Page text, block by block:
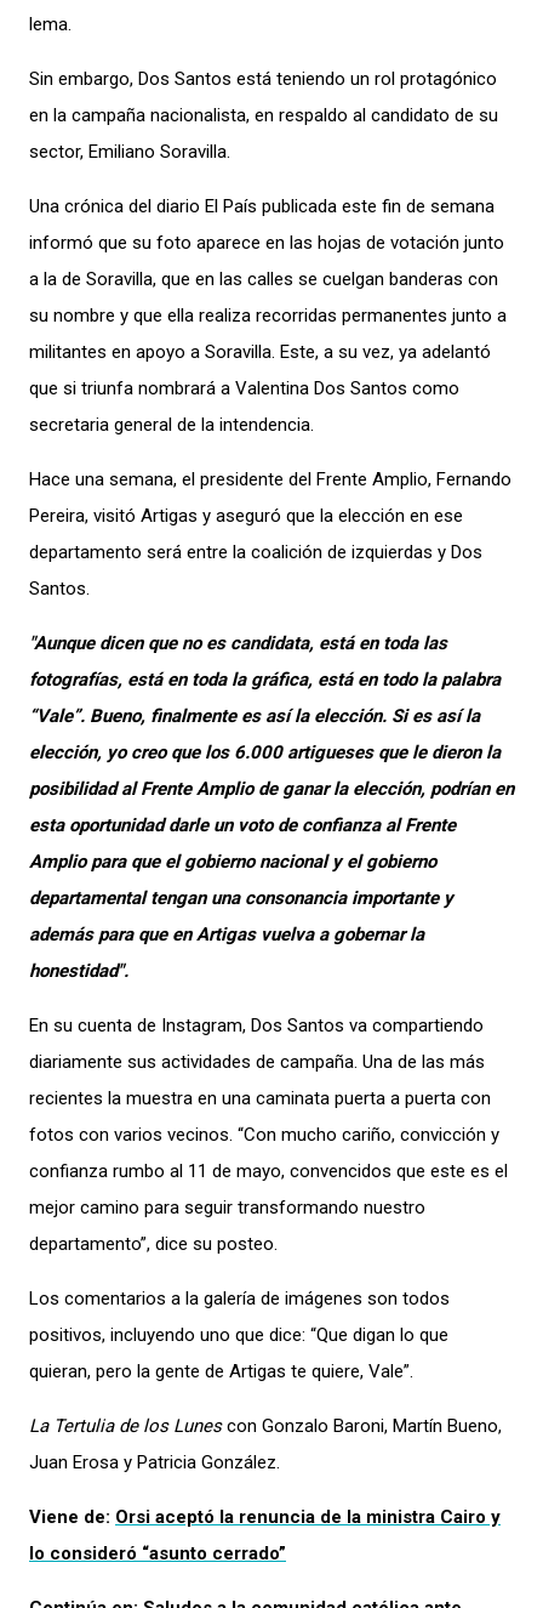
lema.
Sin embargo, Dos Santos está teniendo un rol protagónico
en la campaña nacionalista, en respaldo al candidato de su
sector, Emiliano Soravilla.
Una crónica del diario El País publicada este fin de semana
informó que su foto aparece en las hojas de votación junto
a la de Soravilla, que en las calles se cuelgan banderas con
su nombre y que ella realiza recorridas permanentes junto a
militantes en apoyo a Soravilla. Este, a su vez, ya adelantó
que si triunfa nombrará a Valentina Dos Santos como
secretaria general de la intendencia.
Hace una semana, el presidente del Frente Amplio, Fernando
Pereira, visitó Artigas y aseguró que la elección en ese
departamento será entre la coalición de izquierdas y Dos
Santos.
"Aunque dicen que no es candidata, está en toda las
fotografías, está en toda la gráfica, está en todola palabra
“Vale”. Bueno, finalmente es así la elección. Si es así la
elección, yo creo que los 6.000 artigueses que le dieron la
posibilidad al Frente Amplio de ganar la elección, podrían en
esta oportunidad darle un voto de confianza al Frente
Amplio para que el gobierno nacional y el gobierno
departamental tengan una consonancia importante y
además para que en Artigas vuelva a gobernarla
honestidad".
En su cuenta de Instagram, Dos Santos va compartiendo
diariamente sus actividades de campaña. Una de las más
recientes la muestra en una caminata puerta a puerta con
fotos con varios vecinos. “Con mucho cariño, convicción y
confianza rumbo al 11 de mayo, convencidos que este es el
mejor camino para seguir transformando nuestro
departamento”, dice su posteo.
Los comentarios a la galería de imágenes son todos
positivos, incluyendo uno que dice: “Que digan lo que
quieran, pero la gente de Artigas te quiere, Vale”.
La Tertulia de los Lunescon Gonzalo Baroni, Martín Bueno,
Juan Erosa y Patricia González.
Viene de: Orsi aceptó la renuncia de la ministra Cairo y
lo consideró “asunto cerrado”